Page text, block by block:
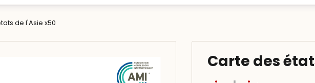
de l'Asie x50
Carte des